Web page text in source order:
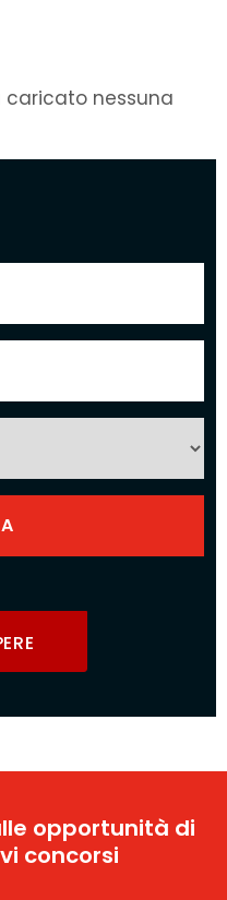
caricato nessuna
opportunità di
concorsi